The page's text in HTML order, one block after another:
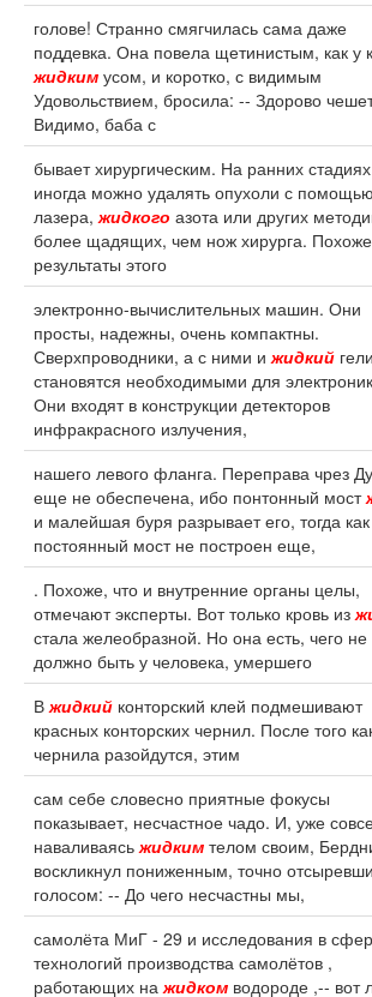
голове! Странно смягчилась сама даже
поддевка. Она повела щетинистым, как у
жидким усом, и коротко, с видимым
Удовольствием, бросила: -- Здорово
Видимо, баба с
бывает хирургическим. На ранних стадиях
иногда можно удалять опухоли с помощью
лазера,жидкого азота или других
более щадящих, чем нож хирурга.
результаты этого
электронно-вычислительных машин. Они
просты, надежны, очень компактны.
Сверхпроводники, а с ними ижидкий
становятся необходимыми для
Они входят в конструкции детекторов
инфракрасного излучения,
нашего левого фланга. Переправа чрез
еще не обеспечена, ибо понтонный мост
и малейшая буря разрывает его, тогда как
постоянный мост не построен еще,
. Похоже, что и внутренние органы целы,
отмечают эксперты. Вот только кровь из
стала желеобразной. Но она есть, чего не
должно быть у человека, умершего
Вжидкий конторский клей подмешивают
красных конторских чернил. После того
чернила разойдутся, этим
сам себе словесно приятные фокусы
показывает, несчастное чадо. И, уже
наваливаясьжидким телом своим,
воскликнул пониженным, точно
голосом: -- До чего несчастны мы,
самолёта МиГ - 29 и исследования в
технологий производства самолётов ,
работающих нажидком водороде ,-- вот